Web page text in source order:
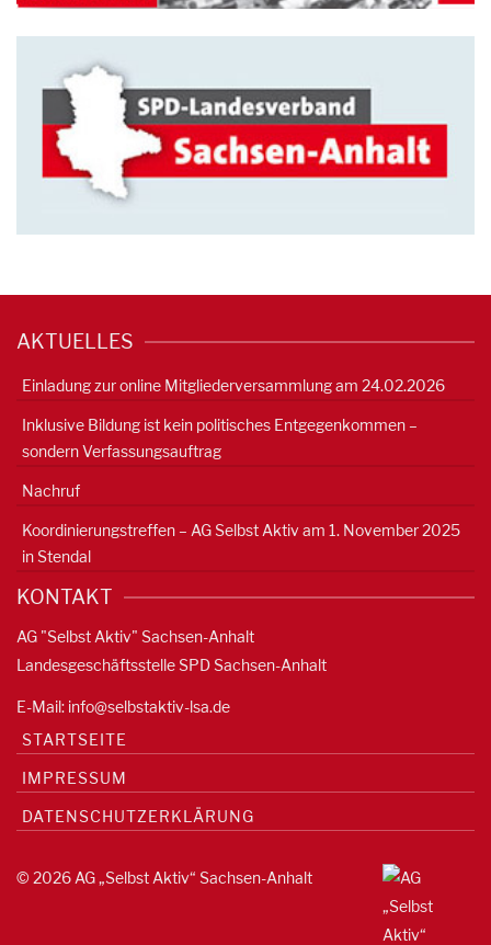
AKTUELLES
Einladung zur online Mitgliederversammlung am 24.02.2026
Inklusive Bildung ist kein politisches Entgegenkommen –
sondern Verfassungsauftrag
Nachruf
Koordinierungstreffen – AG Selbst Aktiv am 1. November 2025
in Stendal
KONTAKT
AG "Selbst Aktiv" Sachsen-Anhalt
Landesgeschäftsstelle SPD Sachsen-Anhalt
E-Mail: info@selbstaktiv-lsa.de
STARTSEITE
IMPRESSUM
DATENSCHUTZERKLÄRUNG
© 2026 AG „Selbst Aktiv“ Sachsen-Anhalt